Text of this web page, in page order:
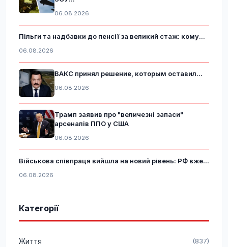
06.08.2026
Пільги та надбавки до пенсії за великий стаж: кому...
06.08.2026
ВАКС принял решение, которым оставил...
06.08.2026
Трамп заявив про "величезні запаси"
арсеналів ППО у США
06.08.2026
Військова співпраця вийшла на новий рівень: РФ вже...
06.08.2026
Категорії
Життя (837)